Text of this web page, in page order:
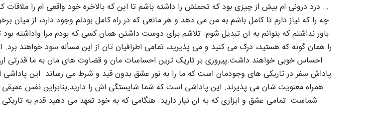
… درد درونی ام بیش از چیزی بود که تحملش را داشته باشم تا این که بالاخره خود واقعی ام را
چه را که نیاز دارم تا کامل باشم به من می دهد و هر مانعی که در راه کامل بودنم وجود دارد، از
باور نداشتم که بتوانم به آن تبدیل شوم. تلاشم برای دوست داشتن همان کسی که بودم مرا واداشته
را همان گونه که هستید، درک می کنید و می پذیرید، تمامی اطرافیان تان از این مسأله سود خواهند
احساس خوبی خواهند داشت.پیروزی بر تاریک ترین احساسات مان و قضاوت های مان به ما
پاداش سفر در تاریکی های وجودمان است که ما را به نور عشق بدون قید و شرط می رساند. این
همراه معنویت شان می پذیرند. این پاداشی است که شما شایستگی اش را دارید.بنابراین نفس
شماست. تمامی عشق و ابزاری که به آن نیاز دارید. هنگامی که به خود تعهد می دهید قدم به تاریکی